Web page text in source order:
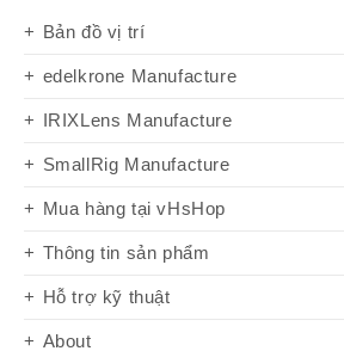
Bản đồ vị trí
edelkrone Manufacture
IRIXLens Manufacture
SmallRig Manufacture
Mua hàng tại vHsHop
Thông tin sản phẩm
Hỗ trợ kỹ thuật
About